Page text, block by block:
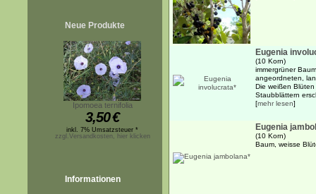
Neue Produkte
Ipomoea ternifolia
3,50€
inkl. 7% Umsatzsteuer *
zzgl.Versandkosten, hier klicken
Informationen
Eugenia
(10 Korn)
immergrüner
angeordneten,
Die weißen
Staubblättern
[mehr lesen]
Eugenia
(10 Korn)
Baum, weisse